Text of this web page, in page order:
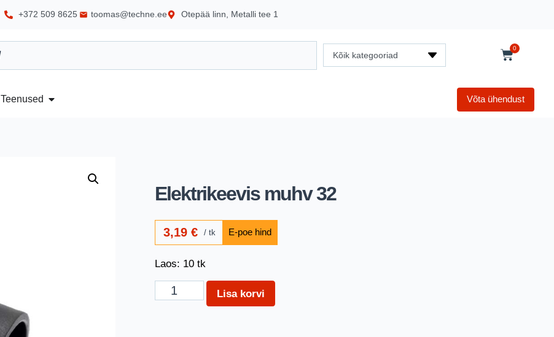
+372 509 8625 toomas@techne.ee Otepää linn, Metalli tee 1
Kõik kategooriad
0
Teenused Võta ühendust
Elektrikeevis muhv 32
3,19€ tk
Laos: 10 tk
Lisa korvi